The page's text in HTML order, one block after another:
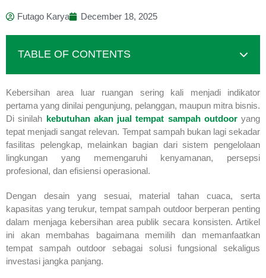
Futago Karya December 18, 2025
TABLE OF CONTENTS
Kebersihan area luar ruangan sering kali menjadi indikator
pertama yang dinilai pengunjung, pelanggan, maupun mitra bisnis.
Di sinilah kebutuhan akan jual tempat sampah outdooryang
tepat menjadi sangat relevan. Tempat sampah bukan lagi sekadar
fasilitas pelengkap, melainkan bagian dari sistem pengelolaan
lingkungan yang memengaruhi kenyamanan, persepsi
profesional, dan efisiensi operasional.
Dengan desain yang sesuai, material tahan cuaca, serta
kapasitas yang terukur, tempat sampah outdoor berperan penting
dalam menjaga kebersihan area publik secara konsisten. Artikel
ini akan membahas bagaimana memilih dan memanfaatkan
tempat sampah outdoor sebagai solusi fungsional sekaligus
investasi jangka panjang.